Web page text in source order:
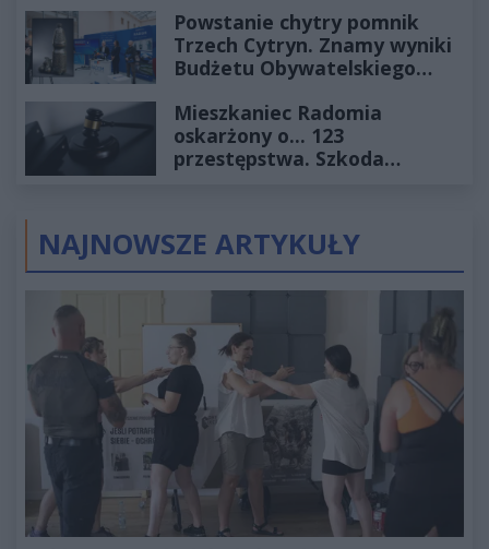
Powstanie chytry pomnik
Trzech Cytryn. Znamy wyniki
Budżetu Obywatelskiego
Mieszkaniec Radomia
oskarżony o... 123
przestępstwa. Szkoda
NAJNOWSZE ARTYKUŁY